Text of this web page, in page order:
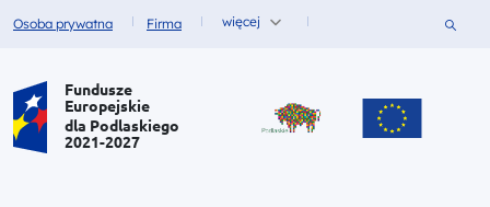
Fundusze dla
Osoba prywatna Fundusze dla
Firma więcej
Portal Funduszy Europejskich
Fundusze
Europejskie
dla Podlaskiego
2021-2027